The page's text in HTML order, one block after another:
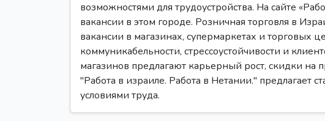
возможностями для трудоустройства. На сайте
вакансии в этом городе. Розничная торговля в
вакансии в магазинах, супермаркетах и торговых
коммуникабельности, стрессоустойчивости и
магазинов предлагают карьерный рост, скидки
"Работа в израиле. Работа в Нетании." предлагает
условиями труда.